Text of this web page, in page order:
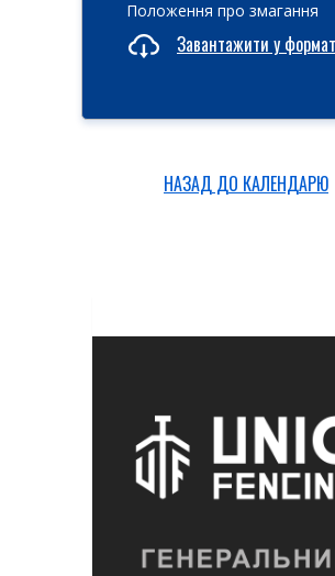
Положення про змагання
Завантажити у
НАЗАД ДО КАЛЕНДАРЮ